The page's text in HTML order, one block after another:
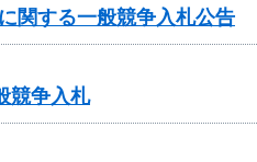
関する一般競争入札公告
競争入札